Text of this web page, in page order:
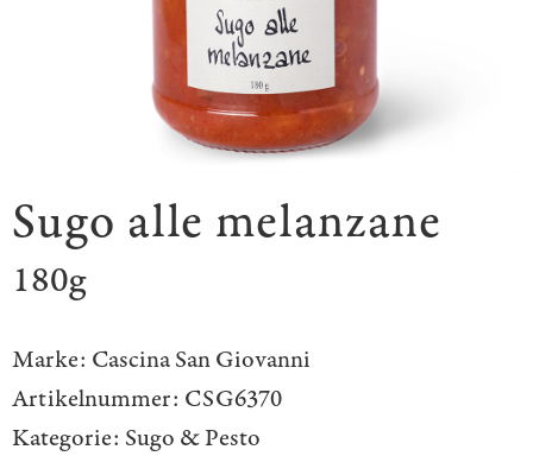
Sugo alle melanzane
180g
Marke: Cascina San Giovanni
Artikelnummer: CSG6370
Kategorie: Sugo & Pesto